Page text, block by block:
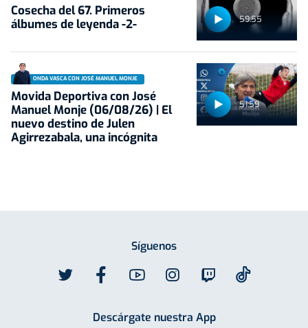
59:55
Cosecha del 67. Primeros
álbumes de leyenda -2-
51:59
ONDA VASCA CON JOSÉ MANUEL MONJE
Movida Deportiva con José
Manuel Monje (06/08/26) | El
nuevo destino de Julen
Agirrezabala, una incógnita
Síguenos
Descárgate nuestra App